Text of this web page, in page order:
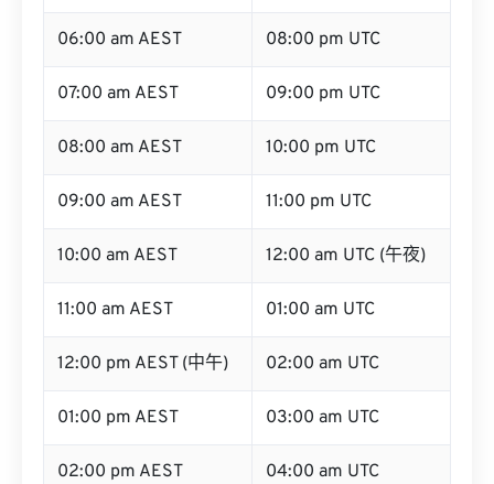
06:00 am AEST 08:00 pm UTC
07:00 am AEST 09:00 pm UTC
08:00 am AEST 10:00 pm UTC
09:00 am AEST 11:00 pm UTC
10:00 am AEST 12:00 am UTC (午夜)
11:00 am AEST 01:00 am UTC
12:00 pm AEST (中午) 02:00 am UTC
01:00 pm AEST 03:00 am UTC
02:00 pm AEST 04:00 am UTC